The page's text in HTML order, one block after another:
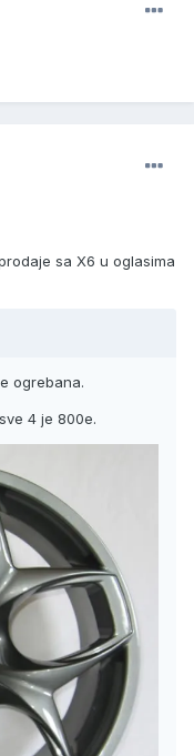
sa X6 u oglasima
ogrebana.
4 je 800e.